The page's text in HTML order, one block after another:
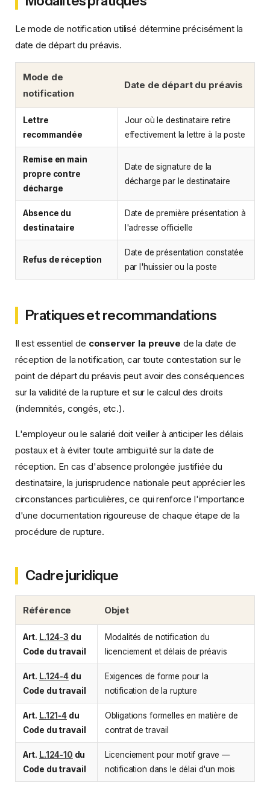
Le mode de notification utilisé détermine précisément la
date de départ du préavis.
Mode de
notification
Date de départ du préavis
Lettre
recommandée
Jour où le destinataire retire
effectivement la lettre à la poste
Remise en main
propre contre
décharge
Date de signature de la
décharge par le destinataire
Absence du
destinataire
Date de première présentation à
l'adresse officielle
Refus de réception
Date de présentation constatée
par l'huissier ou la poste
Pratiques et recommandations
Il est essentiel de conserver la preuve de la date de
réception de la notification, car toute contestation sur le
point de départ du préavis peut avoir des conséquences
sur la validité de la rupture et sur le calcul des droits
(indemnités, congés, etc.).
L'employeur ou le salarié doit veiller à anticiper les délais
postaux et à éviter toute ambiguïté sur la date de
réception. En cas d'absence prolongée justifiée du
destinataire, la jurisprudence nationale peut apprécier les
circonstances particulières, ce qui renforce l'importance
d'une documentation rigoureuse de chaque étape de la
procédure de rupture.
Cadre juridique
Référence Objet
Art. L.124-3 du
Code du travail
Modalités de notification du
licenciement et délais de préavis
Art. L.124-4du
Code du travail
Exigences de forme pour la
notification de la rupture
Art. L.121-4du
Code du travail
Obligations formelles en matière de
contrat de travail
Art. L.124-10 du
Code du travail
Licenciement pour motif grave —
notification dans le délai d'un mois